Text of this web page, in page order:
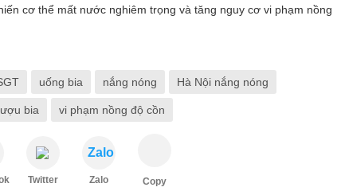
cơ thể mất nước nghiêm trọng và tăng nguy cơ vi phạm nồng
uống bia nắng nóng Hà Nội nắng nóng
bia vi phạm nồng độ cồn
Twitter
Zalo
Zalo Copy